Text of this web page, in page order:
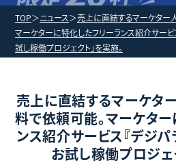
TOP ニュース
売上に直結するマーケター
マーケターに特化したフリーランス紹介サービ
試し稼働プロジェクト」を実施。
売上に直結するマーケタ
料で依頼可能。マーケタ
ンス紹介サービス『デジパ
お試し稼働プロジェ